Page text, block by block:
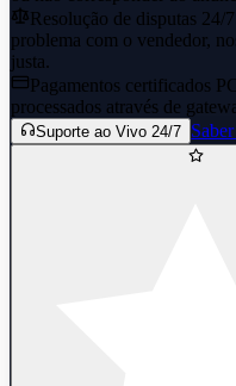
Resolução de disputas 24/7
problema com o vendedor,
justa.
Pagamentos certificados
processados através de
Suporte ao Vivo 24/7